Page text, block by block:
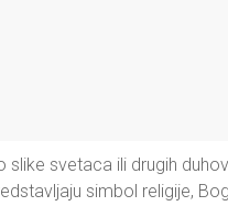
slike svetaca ili drugih
simbol religije,